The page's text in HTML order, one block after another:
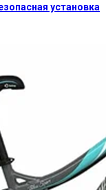
установка